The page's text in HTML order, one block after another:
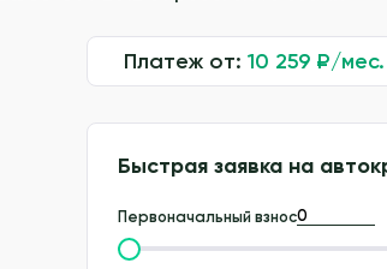
Платеж от: 10 259 ₽/мес.
Быстрая заявка на
Первоначальный взнос